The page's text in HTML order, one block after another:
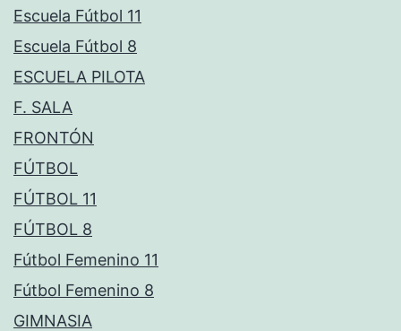
Escuela Fútbol 11
Escuela Fútbol 8
ESCUELA PILOTA
F. SALA
FRONTÓN
FÚTBOL
FÚTBOL 11
FÚTBOL 8
Fútbol Femenino 11
Fútbol Femenino 8
GIMNASIA